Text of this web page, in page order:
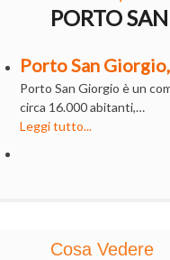
PORTO
Porto San
Porto San Giorgio è un
circa 16.000 abitanti,…
Leggi tutto...
Cosa Vedere